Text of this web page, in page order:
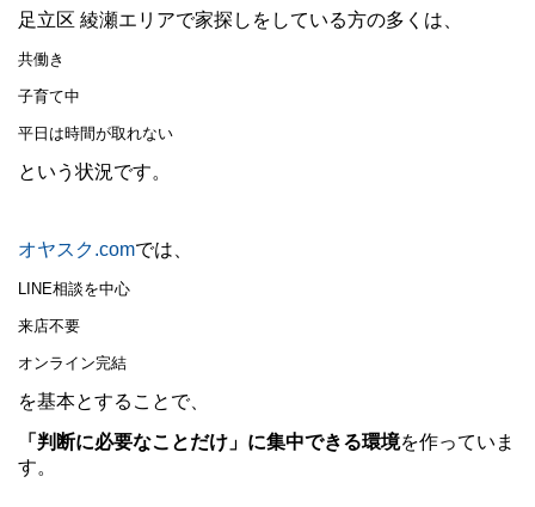
足立区 綾瀬エリアで家探しをしている方の多くは、
共働き
子育て中
平日は時間が取れない
という状況です。
オヤスク.comでは、
LINE相談を中心
来店不要
オンライン完結
を基本とすることで、
「判断に必要なことだけ」に集中できる環境を作っていま
す。